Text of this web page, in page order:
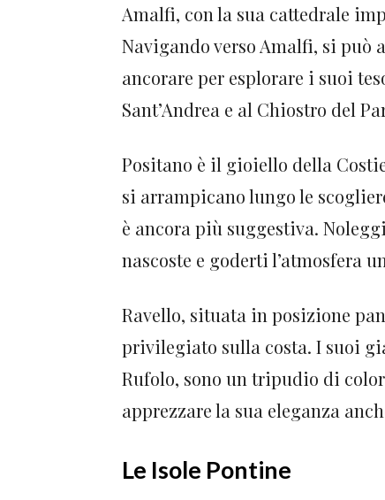
Amalfi, con la sua cattedrale
Navigando verso Amalfi, si può
ancorare per esplorare i suoi
Sant’Andrea e al Chiostro del
Positano è il gioiello della
si arrampicano lungo le
è ancora più suggestiva.
nascoste e goderti l’atmosfera
Ravello, situata in posizione
privilegiato sulla costa. I suoi
Rufolo, sono un tripudio di
apprezzare la sua eleganza
Le Isole Pontine